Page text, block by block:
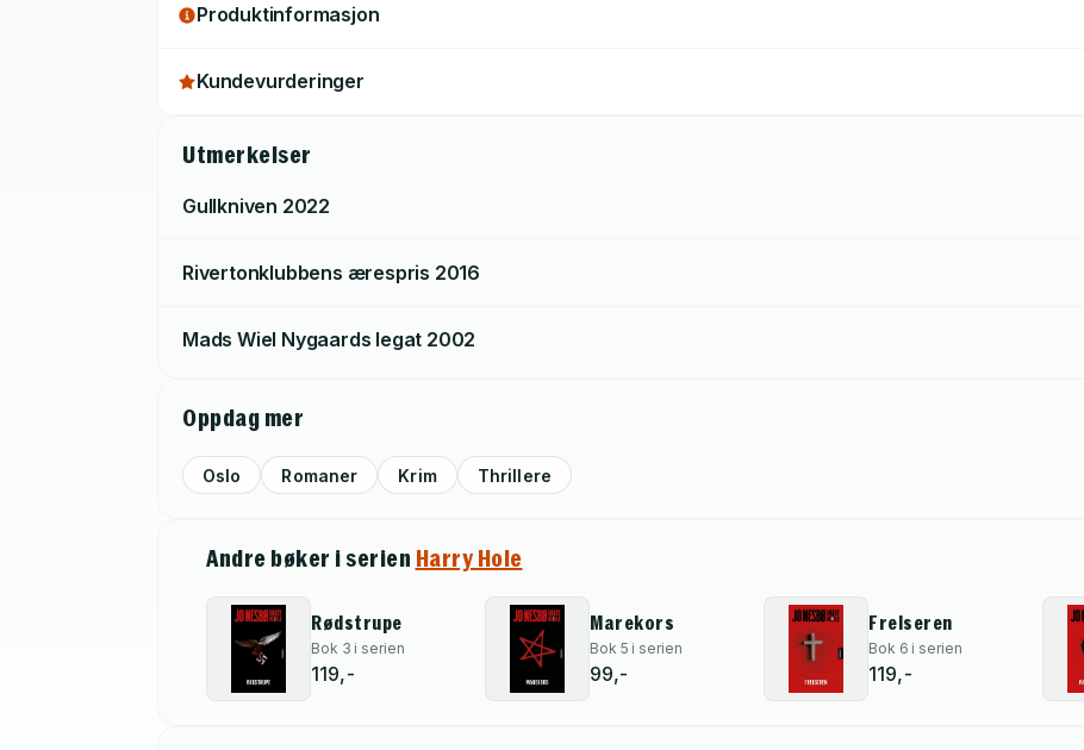
Produktinformasjon
Kundevurderinger
Utmerkelser
Gullkniven 2022
Rivertonklubbens ærespris 2016
Mads Wiel Nygaards legat 2002
Oppdag mer
Oslo Romaner Krim Thrillere
Andre bøker i serien Harry Hole
Rødstrupe
Bok 3 i serien
119,-
Marekors
Bok 5 i serien
99,-
Frelseren
Bok 6 i serien
119,-